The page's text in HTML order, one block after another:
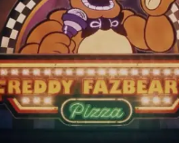
ィ・ファズベアーズ・ピザ」の
Dream」に2027年オープン！